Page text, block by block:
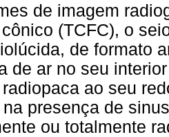
de imagem
(TCFC), o
de formato
de ar no seu
ao seu
presença de
ou totalmente